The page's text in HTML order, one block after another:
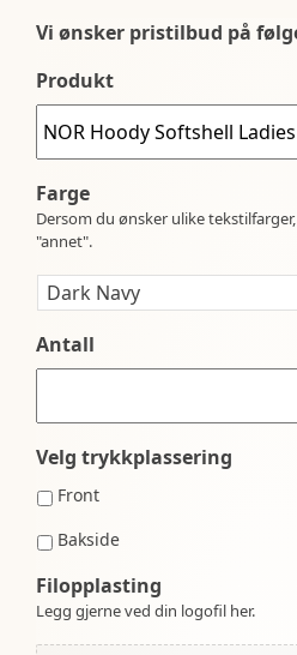
Vi ønsker pristilbud på
Produkt
Farge
Dersom du ønsker ulike
"annet".
Antall
Velg trykkplassering
Front
Bakside
Filopplasting
Legg gjerne ved din logofil her.